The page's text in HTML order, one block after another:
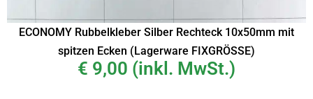
ECONOMY Rubbelkleber Silber Rechteck 10x50mm mit
spitzen Ecken (Lagerware FIXGRÖSSE)
€ 9,00 (inkl. MwSt.)